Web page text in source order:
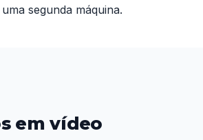
segunda máquina.
em vídeo